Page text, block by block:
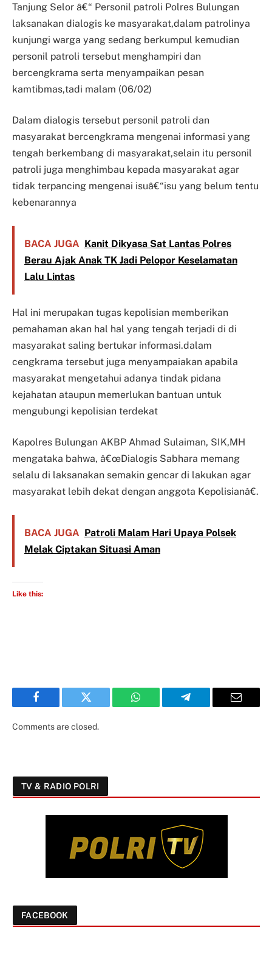
Tanjung Selor â€“ Personil patroli Polres Bulungan
laksanakan dialogis ke masyarakat,dalam patrolinya
kunjungi warga yang sedang berkumpul kemudian
personil patroli tersebut menghampiri dan
bercengkrama serta menyampaikan pesan
kamtibmas,tadi malam (06/02)
Dalam dialogis tersebut personil patroli dan
masyarakat bercengkrama mengenai informasi yang
tengah berkembang di masyarakat,selain itu personil
patroli juga menghimbau kepada masyarakat agar
tidak terpancing mengenai isuâ€“isu yang belum tentu
kebenarannya
BACA JUGA Kanit Dikyasa Sat Lantas Polres
Berau Ajak Anak TK Jadi Pelopor Keselamatan
Lalu Lintas
Hal ini merupakan tugas kepolisian memberikan
pemahaman akan hal hal yang tengah terjadi di di
masyarakat saling bertukar informasi.dalam
cengkrama tersebut juga menyampaiakan apabila
masyarakat mengetahui adanya tindak pidana
kejahatan ataupun memerlukan bantuan untuk
mengubungi kepolisian terdekat
Kapolres Bulungan AKBP Ahmad Sulaiman, SIK,MH
mengataka bahwa, â€œDialogis Sabhara memang
selalu di laksanakan semakin gencar di lakukan agar
masyarakat lebih dekat dengan anggota Kepolisianâ€.
BACA JUGA Patroli Malam Hari Upaya Polsek
Melak Ciptakan Situasi Aman
Like this:
Facebook Twitter WhatsApp Telegram Email
Comments are closed.
TV & RADIO POLRI
FACEBOOK